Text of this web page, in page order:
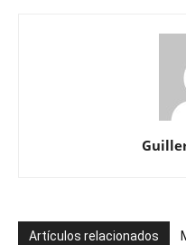
Artículos relacionados